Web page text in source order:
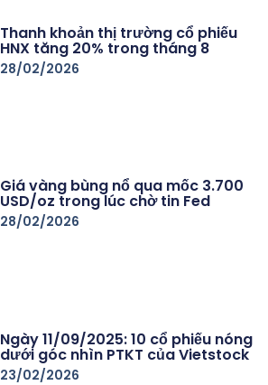
Thanh khoản thị trường cổ phiếu
HNX tăng 20% trong tháng 8
28/02/2026
Giá vàng bùng nổ qua mốc 3.700
USD/oz trong lúc chờ tin Fed
28/02/2026
Ngày 11/09/2025: 10 cổ phiếu nóng
dưới góc nhìn PTKT của Vietstock
23/02/2026